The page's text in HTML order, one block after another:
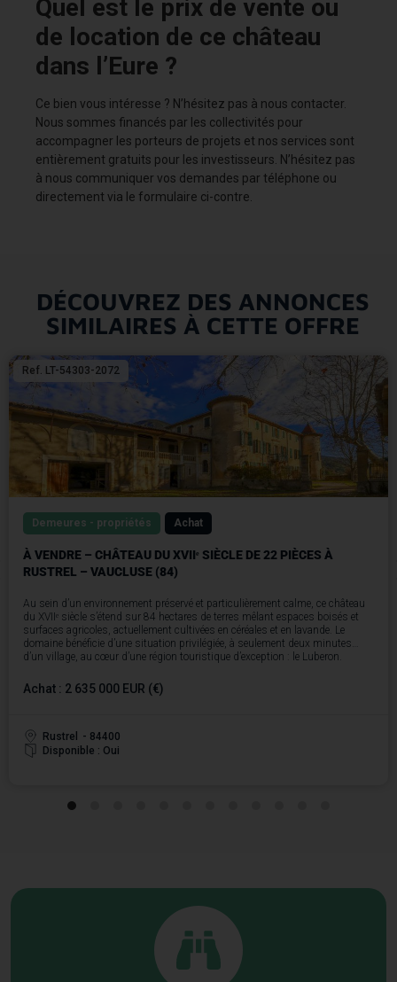
Quel est le prix de vente ou
de location de ce château
dans l’Eure ?
Ce bien vous intéresse ? N’hésitez pas à nous contacter.
Nous sommes financés par les collectivités pour
accompagner les porteurs de projets et nos services sont
entièrement gratuits pour les investisseurs. N’hésitez pas
à nous communiquer vos demandes par téléphone ou
directement via le formulaire ci-contre.
DÉCOUVREZ DES ANNONCES
SIMILAIRES À CETTE OFFRE
Ref. LT-54303-2072
Demeures - propriétés Achat
À VENDRE – CHÂTEAU DU XVIIᵉ SIÈCLE DE 22 PIÈCES À
RUSTREL – VAUCLUSE (84)
Au sein d’un environnement préservé et particulièrement calme, ce château
du XVIIᵉ siècle s’étend sur 84 hectares de terres mêlant espaces boisés et
surfaces agricoles, actuellement cultivées en céréales et en lavande. Le
domaine bénéficie d’une situation privilégiée, à seulement deux minutes
d’un village, au cœur d’une région touristique d’exception : le Luberon.
Provençal et le massif du Luberon, dans un cadre naturel rare et très
recherché.
développement d’un projet d’hébergement haut de gamme ou d’une activité
hôtelière.
important pour des activités complémentaires.
Achat : 2 635 000 EUR (€)
Rustrel
- 84400
Disponible : Oui